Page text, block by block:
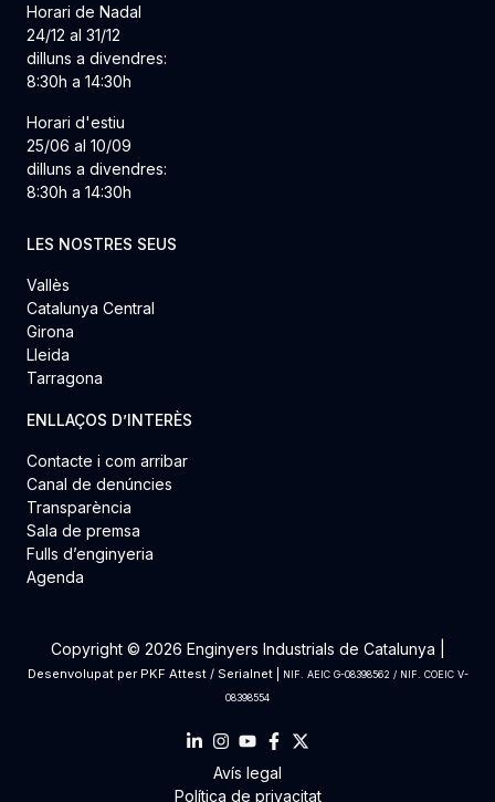
Horari de Nadal
24/12 al 31/12
dilluns a divendres:
8:30h a 14:30h
Horari d'estiu
25/06 al 10/09
dilluns a divendres:
8:30h a 14:30h
LES NOSTRES SEUS
Vallès
Catalunya Central
Girona
Lleida
Tarragona
ENLLAÇOS D’INTERÈS
Contacte i com arribar
Canal de denúncies
Transparència
Sala de premsa
Fulls d’enginyeria
Agenda
Copyright © 2026 Enginyers Industrials de Catalunya |
Desenvolupat per PKF Attest/ Serialnet|
NIF. AEIC G-08398562 / NIF. COEIC V-
08398554
Avís legal
Política de privacitat